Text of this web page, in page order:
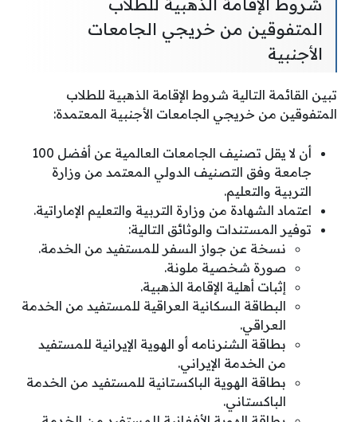
المتفوقين من خريجي الجامعات
الأجنبية
تبين القائمة التالية شروط الإقامة الذهبية للطلاب
المتفوقين من خريجي الجامعات الأجنبية المعتمدة:
أن لا يقل تصنيف الجامعات العالمية عن أفضل 100
جامعة وفق التصنيف الدولي المعتمد من وزارة
التربية والتعليم.
اعتماد الشهادة من وزارة التربية والتعليم الإماراتية.
توفير المستندات والوثائق التالية:
نسخة عن جواز السفر للمستفيد من الخدمة.
صورة شخصية ملونة.
إثبات أهلية الإقامة الذهبية.
البطاقة السكانية العراقية للمستفيد من الخدمة
العراقي.
بطاقة الشنرنامه أو الهوية الإيرانية للمستفيد
من الخدمة الإيراني.
بطاقة الهوية الباكستانية للمستفيد من الخدمة
الباكستاني.